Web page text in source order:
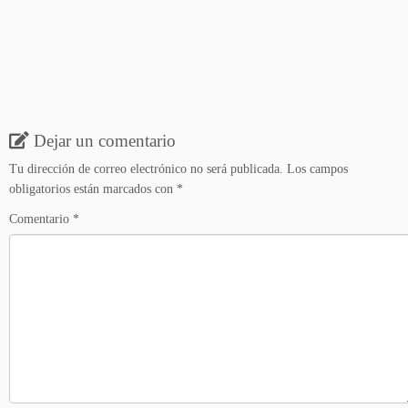
Dejar un comentario
Tu dirección de correo electrónico no será publicada. Los campos
obligatorios están marcados con *
Comentario *